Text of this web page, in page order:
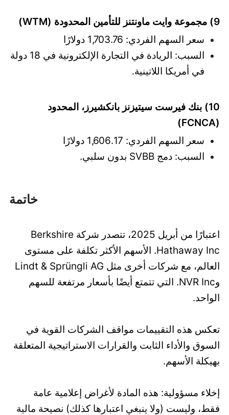
9) مجموعة وايت ماونتنز للتأمين المحدودة (WTM)
سعر السهم الفردي: 1,703.76 دولارًا
السبب: الريادة في التجارة الإلكترونية في 18 دولة
في أمريكا اللاتينية.
10) بنك فيرست سيتيزنز بانكشيرز، المحدود
(FCNCA)
سعر السهم الفردي: 1,606.17 دولارًا
السبب: دمج SVBB بدون سلبي.
خاتمة
اعتبارًا من أبريل 2025، تتصدر شركة Berkshire
Hathaway Inc. الأسهم الأكثر تكلفة على مستوى
العالم، مع شركات أخرى مثل Lindt & Sprüngli AG
وNVR Inc. التي تتمتع أيضًا بأسعار مرتفعة للسهم
الواحد.
تعكس هذه التقييمات مواقف الشركات القوية في
السوق والأداء الثابت والقرارات الاستراتيجية المتعلقة
بهيكلة الأسهم.
إخلاء مسؤولية: هذه المادة لأغراض إعلامية عامة
فقط، وليست (ولا ينبغي اعتبارها كذلك) نصيحة مالية